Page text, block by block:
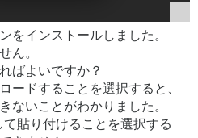
をインストールしました。
ん。
ばよいですか？
ードすることを選択すると、
ないことがわかりました。
て貼り付けることを選択する